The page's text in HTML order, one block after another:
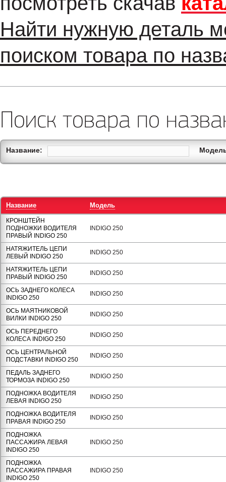
Найти нужную деталь
поиском товара по
Поиск товара по
Название:
Название Модель
КРОНШТЕЙН
ПОДНОЖКИ ВОДИТЕЛЯ
ПРАВЫЙ INDIGO 250
INDIGO 250
НАТЯЖИТЕЛЬ ЦЕПИ
ЛЕВЫЙ INDIGO 250
INDIGO 250
НАТЯЖИТЕЛЬ ЦЕПИ
ПРАВЫЙ INDIGO 250
INDIGO 250
ОСЬ ЗАДНЕГО КОЛЕСА
INDIGO 250
INDIGO 250
ОСЬ МАЯТНИКОВОЙ
ВИЛКИ INDIGO 250
INDIGO 250
ОСЬ ПЕРЕДНЕГО
КОЛЕСА INDIGO 250
INDIGO 250
ОСЬ ЦЕНТРАЛЬНОЙ
ПОДСТАВКИ INDIGO 250
INDIGO 250
ПЕДАЛЬ ЗАДНЕГО
ТОРМОЗА INDIGO 250
INDIGO 250
ПОДНОЖКА ВОДИТЕЛЯ
ЛЕВАЯ INDIGO 250
INDIGO 250
ПОДНОЖКА ВОДИТЕЛЯ
ПРАВАЯ INDIGO 250
INDIGO 250
ПОДНОЖКА
ПАССАЖИРА ЛЕВАЯ
INDIGO 250
INDIGO 250
ПОДНОЖКА
ПАССАЖИРА ПРАВАЯ
INDIGO 250
INDIGO 250